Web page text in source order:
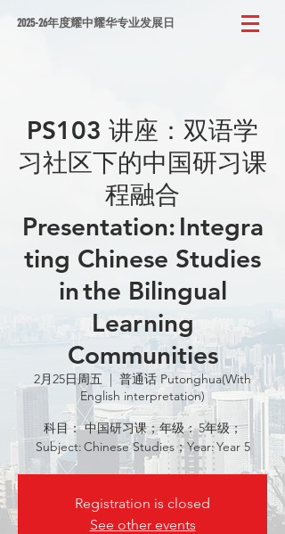
2025-26年度耀中耀华专业发展日
PS103 讲座：双语学
习社区下的中国研习课
程融合
Presentation: Integra
ting Chinese Studies
in the Bilingual
Learning
Communities
2月25日周五
  |
普通话 Putonghua(With
English interpretation)
科目： 中国研习课；年级： 5年级；
Subject: Chinese Studies；Year: Year 5
Registration is closed
See other events